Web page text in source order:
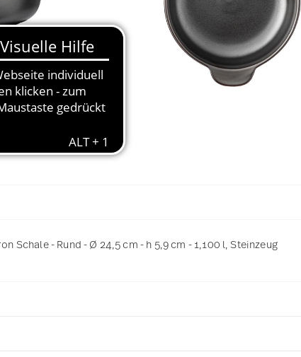
Schale - Rund - Ø 24,5 cm - h 5,9 cm - 1,100 l, Steinzeug